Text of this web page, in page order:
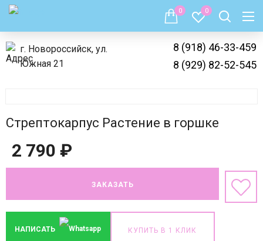
8 (918) 46-33-459
8 (929) 82-52-545
г. Новороссийск, ул.
Южная 21
0
0
Стрептокарпус Растение в горшке
2 790 ₽
ЗАКАЗАТЬ
НАПИСАТЬ КУПИТЬ В 1 КЛИК